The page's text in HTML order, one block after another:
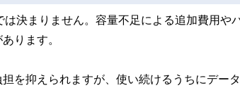
決まりません。容量不足による追加費用や
ります。
を抑えられますが、使い続けるうちにデー